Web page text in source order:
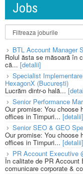
Jobs
BTL Account Manager
Rolul ăsta se măsoară în
că... [detalii]
Specialist
HexagonX (București)
Lucrăm dintr-o hală...
Senior Performance
Our promise: You choose
offices in Timpuri... [detalii]
Senior SEO & GEO
Our promise: You choose
offices in Timpuri... [detalii]
PR Account Executive
În calitate de PR Account
comunicare corporate &